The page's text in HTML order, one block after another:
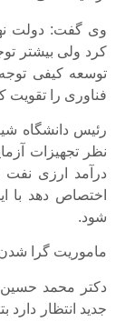
وی گفت: دولت
کرد ولی بیشتر
توسعه کیفی
فناوری را تقویت
رئیس دانشگاه
نظر تجهیزات
درآمد ارزی نفت
اختصاص دهد با
شود.
ماموریت گرا شدن
دکتر محمد
جدید انتظار دارد